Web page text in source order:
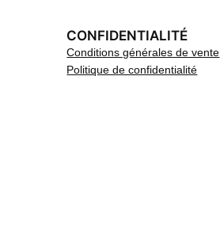
CONFIDENTIALITÉ
Conditions générales de vente
Politique de confidentialité